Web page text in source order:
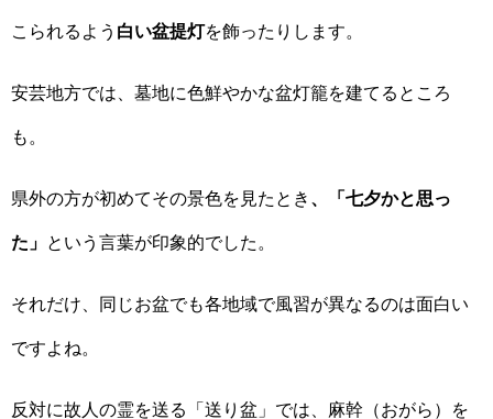
こられるよう 白い盆提灯を飾ったりします。
安芸地方では、墓地に色鮮やかな盆灯籠を建てるところ
も。
県外の方が初めてその景色を見たとき 、「七夕かと思っ
た」 という言葉が印象的でした。
それだけ、同じお盆でも各地域で風習が異なるのは面白い
ですよね。
反対に故人の霊を送る「送り盆」では、麻幹（おがら）を